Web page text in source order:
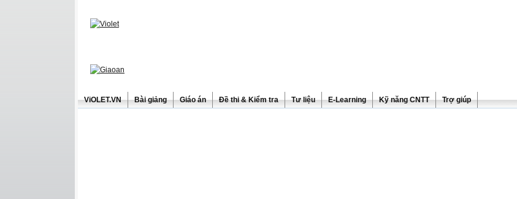
ViOLET.VN Bài giảng Giáo án Đề thi & Kiểm tra Tư liệu E-Learning Kỹ năng CNTT Trợ giúp